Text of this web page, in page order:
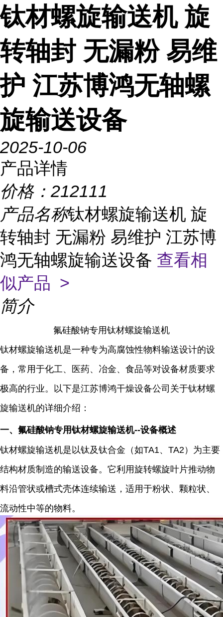
钛材螺旋输送机 旋
转轴封 无漏粉 易维
护 江苏博鸿无轴螺
旋输送设备
2025-10-06
产品详情
价格： 212111
产品名称钛材螺旋输送机 旋
转轴封 无漏粉 易维护 江苏博
鸿无轴螺旋输送设备 查看相
似产品 >
简介
氟硅酸钠专用钛材螺旋输送机
钛材螺旋输送机是一种专为高腐蚀性物料输送设计的设
备，常用于化工、医药、冶金、食品等对设备材质要求
极高的行业。以下是江苏博鸿干燥设备公司 关于钛材螺
旋输送机的详细介绍：
一、氟硅酸钠专用钛材螺旋输送机--设备概述
钛材螺旋输送机是以钛及钛合金（如TA1、 TA2）为主要
结构材质制造的输送设备。它利用旋转螺旋叶片推动物
料沿管状或槽式壳体连续输送，适用于粉状、颗粒状、
流动性中等的物料。